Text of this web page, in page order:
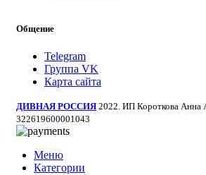
Общение
Telegram
Группа VK
Карта сайта
ДИВНАЯ РОССИЯ 2022. ИП Короткова
322619600001043
Меню
Категории